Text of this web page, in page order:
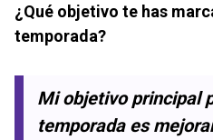
¿Qué objetivo te has
temporada?
Mi objetivo principal
temporada es